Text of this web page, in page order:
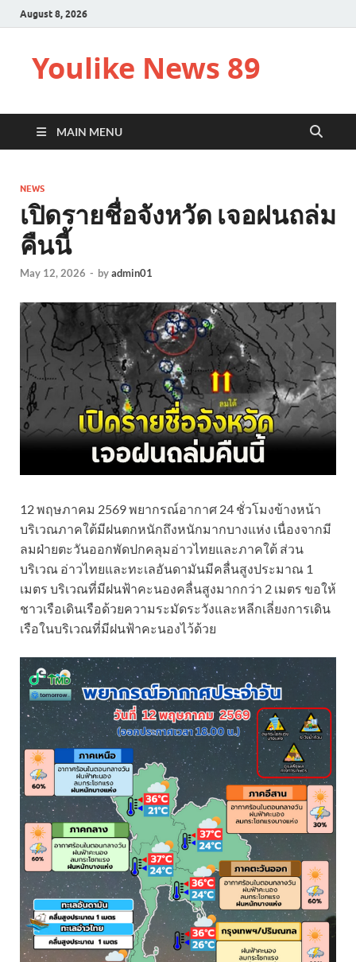
August 8, 2026
Youlike News 89
MAIN MENU
NEWS
เปิดรายชื่อจังหวัด เจอฝนถล่ม
คืนนี้
May 12, 2026 - byadmin01
12 พฤษภาคม 2569 พยากรณ์อากาศ 24 ชั่วโมงข้างหน้า
บริเวณภาคใต้มีฝนตกหนักถึงหนักมากบางแห่ง เนื่องจากมี
ลมฝ่ายตะวันออกพัดปกคลุมอ่าวไทยและภาคใต้ ส่วน
บริเวณ อ่าวไทยและทะเลอันดามันมีคลื่นสูงประมาณ 1
เมตร บริเวณที่มีฝนฟ้าคะนองคลื่นสูงมากกว่า 2 เมตร ขอให้
ชาวเรือเดินเรือด้วยความระมัดระวังและหลีกเลี่ยงการเดิน
เรือในบริเวณที่มีฝนฟ้าคะนองไว้ด้วย